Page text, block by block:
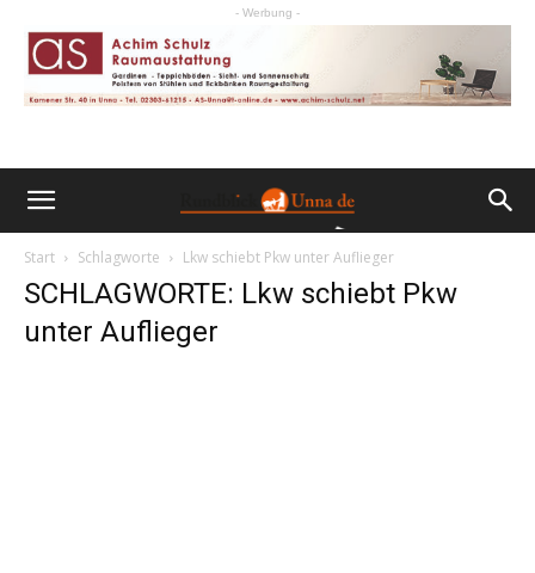
- Werbung -
Start Schlagworte Lkw schiebt Pkw unter Auflieger
SCHLAGWORTE: Lkw schiebt Pkw
unter Auflieger